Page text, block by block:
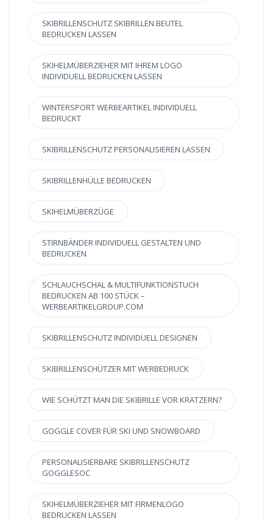
SKIBRILLENSCHUTZ SKIBRILLEN BEUTEL
BEDRUCKEN LASSEN
SKIHELMÜBERZIEHER MIT IHREM LOGO
INDIVIDUELL BEDRUCKEN LASSEN
WINTERSPORT WERBEARTIKEL INDIVIDUELL
BEDRUCKT
SKIBRILLENSCHUTZ PERSONALISIEREN LASSEN
SKIBRILLENHÜLLE BEDRUCKEN
SKIHELMÜBERZÜGE
STIRNBÄNDER INDIVIDUELL GESTALTEN UND
BEDRUCKEN
SCHLAUCHSCHAL & MULTIFUNKTIONSTUCH
BEDRUCKEN AB 100 STÜCK –
WERBEARTIKELGROUP.COM
SKIBRILLENSCHUTZ INDIVIDUELL DESIGNEN
SKIBRILLENSCHÜTZER MIT WERBEDRUCK
WIE SCHÜTZT MAN DIE SKIBRILLE VOR KRATZERN?
GOGGLE COVER FÜR SKI UND SNOWBOARD
PERSONALISIERBARE SKIBRILLENSCHUTZ
GOGGLESOC
SKIHELMÜBERZIEHER MIT FIRMENLOGO
BEDRUCKEN LASSEN